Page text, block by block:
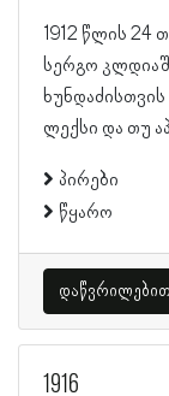
1912 წლის 24
სერგო
ლექსი და თუ
პირები
წყარო
დაწვრილებით
1916